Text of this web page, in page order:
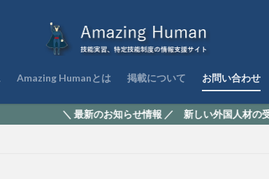
Amazing Humanとは 掲載について お問い合わせ
＼ 最新のお知らせ情報 ／ 新しい外国人材の受入れ『育